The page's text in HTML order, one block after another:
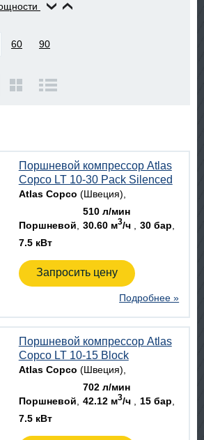
60 90
Поршневой компрессор Atlas
Copco LT 10-30 Pack Silenced
Atlas Copco (Швеция)
Поршневой
510 л/мин
30.60 м3/ч
30 бар
7.5 кВт
Запросить цену
Подробнее »
Поршневой компрессор Atlas
Copco LT 10-15 Block
Atlas Copco (Швеция)
Поршневой
702 л/мин
42.12 м3/ч
15 бар
7.5 кВт